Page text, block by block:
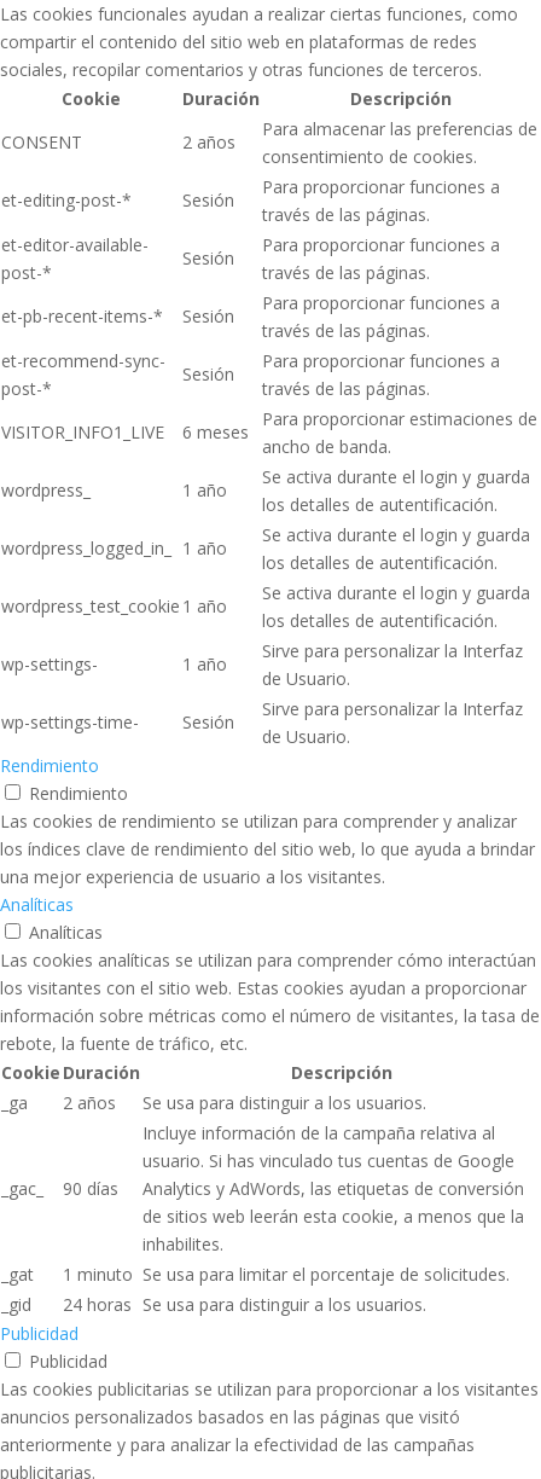
Las cookies funcionales ayudan a realizar ciertas funciones, como
compartir el contenido del sitio web en plataformas de redes
sociales, recopilar comentarios y otras funciones de terceros.
Cookie
Duración
Descripción
CONSENT
2 años
Para almacenar las preferencias de
consentimiento de cookies.
et-editing-post-*
Sesión
Para proporcionar funciones a
través de las páginas.
et-editor-available-
post-*
Sesión
Para proporcionar funciones a
través de las páginas.
et-pb-recent-items-*
Sesión
Para proporcionar funciones a
través de las páginas.
et-recommend-sync-
post-*
Sesión
Para proporcionar funciones a
través de las páginas.
VISITOR_INFO1_LIVE
6 meses
Para proporcionar estimaciones de
ancho de banda.
wordpress_
1 año
Se activa durante el login y guarda
los detalles de autentificación.
wordpress_logged_in_
1 año
Se activa durante el login y guarda
los detalles de autentificación.
wordpress_test_cookie 1 año
Se activa durante el login y guarda
los detalles de autentificación.
wp-settings-
1 año
Sirve para personalizar la Interfaz
de Usuario.
wp-settings-time-
Sesión
Sirve para personalizar la Interfaz
de Usuario.
Rendimiento
Rendimiento
Las cookies de rendimiento se utilizan para comprender y analizar
los índices clave de rendimiento del sitio web, lo que ayuda a brindar
una mejor experiencia de usuario a los visitantes.
Analíticas
Analíticas
Las cookies analíticas se utilizan para comprender cómo interactúan
los visitantes con el sitio web. Estas cookies ayudan a proporcionar
información sobre métricas como el número de visitantes, la tasa de
rebote, la fuente de tráfico, etc.
Cookie Duración
Descripción
_ga
2 años Se usa para distinguir a los usuarios.
_gac_ 90 días
Incluye información de la campaña relativa al
usuario. Si has vinculado tus cuentas de Google
Analytics y AdWords, las etiquetas de conversión
de sitios web leerán esta cookie, a menos que la
inhabilites.
_gat
1 minuto Se usa para limitar el porcentaje de solicitudes.
_gid
24 horas Se usa para distinguir a los usuarios.
Publicidad
Publicidad
Las cookies publicitarias se utilizan para proporcionar a los visitantes
anuncios personalizados basados ​​en las páginas que visitó
anteriormente y para analizar la efectividad de las campañas
publicitarias.